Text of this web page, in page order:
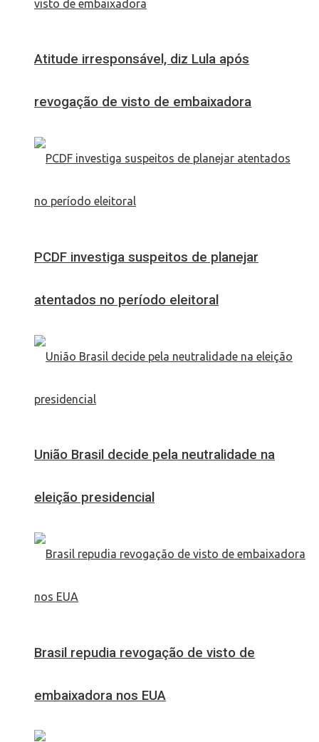
Atitude irresponsável, diz Lula após
revogação de visto de embaixadora
PCDF investiga suspeitos de planejar
atentados no período eleitoral
União Brasil decide pela neutralidade na
eleição presidencial
Brasil repudia revogação de visto de
embaixadora nos EUA